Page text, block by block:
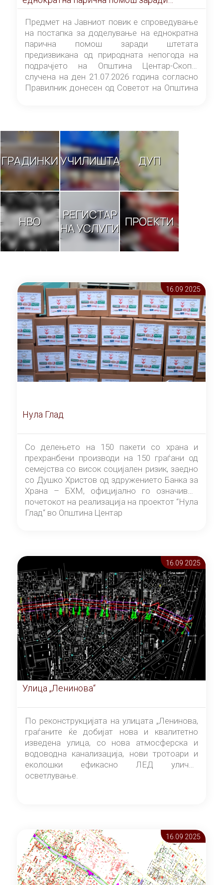
штетата предизвикана од природната
непогода на подрачјето на Општина
Центар-Скопје случена на ден 21.07.2026
година
Предмет на Јавниот повик е спроведување
на постапка за доделување на еднократна
парична помош заради штетата
предизвикана од природната непогода на
подрачјето на Општина Центар-Скопје
случена на ден 21.07.2026 година согласно
Правилник донесен од Советот на Општина
ГРАДИНКИУЧИЛИШТА ДУП
НВО
РЕГИСТАР
НА УСЛУГИ ПРОЕКТИ
16.09 2025
Нула Глад
Со делењето на 150 пакети со храна и
прехранбени производи на 150 граѓани од
семејства со висок социјален ризик, заедно
со Душко Христов од здружението Банка за
Храна – БХМ, официјално го означивме
почетокот на реализација на проектот “Нула
Глад“ во Општина Центар
16.09 2025
Улица „Ленинова“
По реконструкцијата на улицата „Ленинова,
граѓаните ќе добијат нова и квалитетно
изведена улица, со нова атмосферска и
водоводна канализација, нови тротоари и
еколошки ефикасно ЛЕД улично
осветлување.
16.09 2025